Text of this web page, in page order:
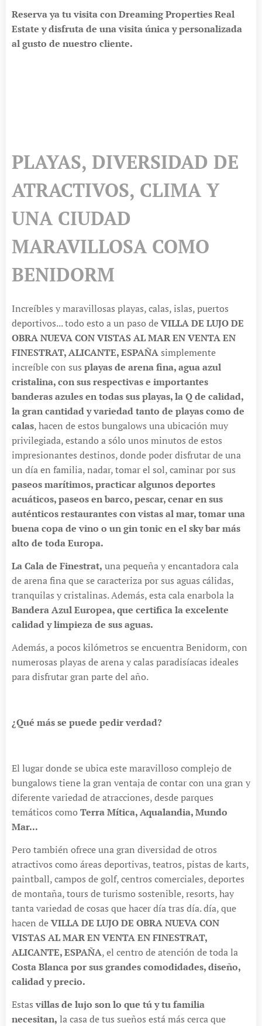
Reserva ya tu visita con Dreaming Properties Real
Estate y disfruta de una visita única y personalizada
al gusto de nuestro cliente.
PLAYAS, DIVERSIDAD DE
ATRACTIVOS, CLIMA Y
UNA CIUDAD
MARAVILLOSA COMO
BENIDORM
Increíbles y maravillosas playas, calas, islas, puertos
deportivos... todo esto a un paso deVILLA DE LUJO DE
OBRA NUEVA CON VISTAS AL MAR EN VENTA EN
FINESTRAT, ALICANTE, ESPAÑA simplemente
increíble con sus playas de arena fina, agua azul
cristalina, con sus respectivas e importantes
banderas azules en todas sus playas, la Q de calidad,
la gran cantidad y variedad tanto de playas como de
calas, hacen de estos bungalows una ubicación muy
privilegiada, estando a sólo unos minutos de estos
impresionantes destinos, donde poder disfrutar de una
un día en familia, nadar, tomar el sol, caminar por sus
paseos marítimos, practicar algunos deportes
acuáticos, paseos en barco, pescar, cenar en sus
auténticos restaurantes con vistas al mar, tomar una
buena copa de vino o un gin tonic en el sky bar más
alto de toda Europa.
La Cala de Finestrat, una pequeña y encantadora cala
de arena fina que se caracteriza por sus aguas cálidas,
tranquilas y cristalinas. Además, esta cala enarbola la
Bandera Azul Europea, que certifica la excelente
calidad y limpieza de sus aguas.
Además, a pocos kilómetros se encuentra Benidorm, con
numerosas playas de arena y calas paradisíacas ideales
para disfrutar gran parte del año.
¿Qué más se puede pedir verdad?
El lugar donde se ubica este maravilloso complejo de
bungalows tiene la gran ventaja de contar con una gran y
diferente variedad de atracciones, desde parques
temáticos como Terra Mítica, Aqualandia, Mundo
Mar...
Pero también ofrece una gran diversidad de otros
atractivos como áreas deportivas, teatros, pistas de karts,
paintball, campos de golf, centros comerciales, deportes
de montaña, tours de turismo sostenible, resorts, hay
tanta variedad de cosas que hacer día tras día. día, que
hacen deVILLA DE LUJO DE OBRA NUEVA CON
VISTAS AL MAR EN VENTA EN FINESTRAT,
ALICANTE, ESPAÑA, el centro de atención de toda la
Costa Blanca por sus grandes comodidades, diseño,
calidad y precio.
Estasvillas de lujo son lo que tú y tu familia
necesitan, la casa de tus sueños está más cerca que